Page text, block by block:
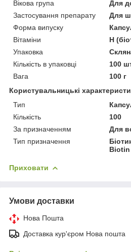
Вікова група
Для
Застосування препарату
Для
Форма випуску
Вітаміни
Н
Упаковка
Кількість в упаковці
100
Вага
100 г
Користувальницькі
Тип
Кількість
100
За призначенням
Для
Тип призначення
Biotin
Приховати
Умови доставки
Нова Пошта
Доставка кур'єром Нова пошта